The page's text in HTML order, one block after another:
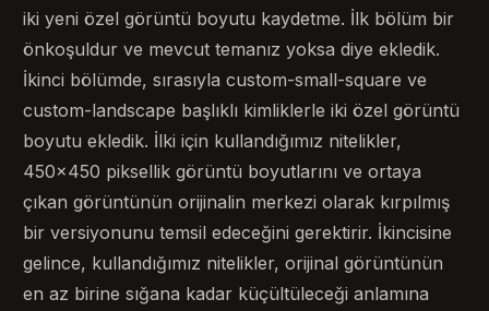
iki yeni özel görüntü boyutu kaydetme. İlk bölüm bir
önkoşuldur ve mevcut temanız yoksa diye ekledik.
İkinci bölümde, sırasıyla custom-small-square ve
custom-landscape başlıklı kimliklerle iki özel görüntü
boyutu ekledik. İlki için kullandığımız nitelikler,
450×450 piksellik görüntü boyutlarını ve ortaya
çıkan görüntünün orijinalin merkezi olarak kırpılmış
bir versiyonunu temsil edeceğini gerektirir. İkincisine
gelince, kullandığımız nitelikler, orijinal görüntünün
en az birine sığana kadar küçültüleceği anlamına